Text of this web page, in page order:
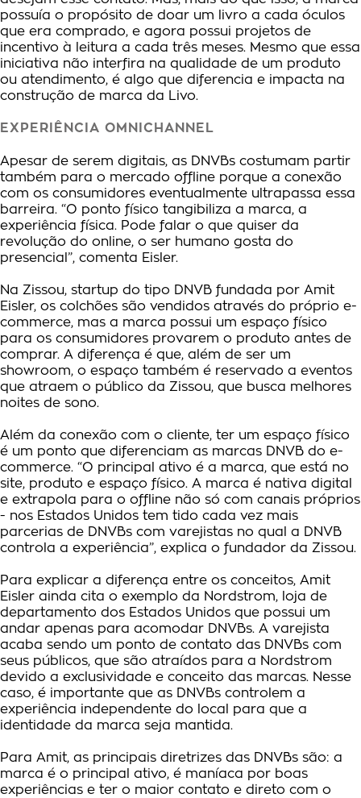
possuía o propósito de doar um livro a cada óculos
que era comprado, e agora possui projetos de
incentivo à leitura a cada três meses. Mesmo que essa
iniciativa não interfira na qualidade de um produto
ou atendimento, é algo que diferencia e impacta na
construção de marca da Livo.
EXPERIÊNCIA OMNICHANNEL
Apesar de serem digitais, as DNVBs costumam partir
também para o mercado offline porque a conexão
com os consumidores eventualmente ultrapassa essa
barreira. “O ponto físico tangibiliza a marca, a
experiência física. Pode falar o que quiser da
revolução do online, o ser humano gosta do
presencial”, comenta Eisler.
Na Zissou, startup do tipo DNVB fundada por Amit
Eisler, os colchões são vendidos através do próprio e-
commerce, mas a marca possui um espaço físico
para os consumidores provarem o produto antes de
comprar. A diferença é que, além de ser um
showroom, o espaço também é reservado a eventos
que atraem o público da Zissou, que busca melhores
noites de sono.
Além da conexão com o cliente, ter um espaço físico
é um ponto que diferenciam as marcas DNVB do e-
commerce. “O principal ativo é a marca, que está no
site, produto e espaço físico. A marca é nativa digital
e extrapola para o offline não só com canais próprios
- nos Estados Unidos tem tido cada vez mais
parcerias de DNVBs com varejistas no qual a DNVB
controla a experiência”, explica o fundador da Zissou.
Para explicar a diferença entre os conceitos, Amit
Eisler ainda cita o exemplo da Nordstrom, loja de
departamento dos Estados Unidos que possui um
andar apenas para acomodar DNVBs. A varejista
acaba sendo um ponto de contato das DNVBs com
seus públicos, que são atraídos para a Nordstrom
devido a exclusividade e conceito das marcas. Nesse
caso, é importante que as DNVBs controlem a
experiência independente do local para que a
identidade da marca seja mantida.
Para Amit, as principais diretrizes das DNVBs são: a
marca é o principal ativo, é maníaca por boas
experiências e ter o maior contato e direto com o